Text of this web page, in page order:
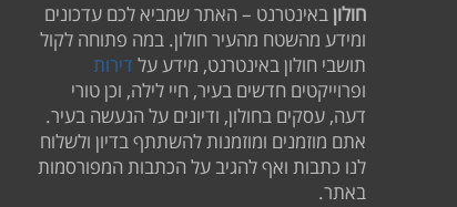
חולוןבאינטרנט – האתר שמביא לכם עדכונים
ומידע מהשטח מהעיר חולון. במה פתוחה לקול
תושבי חולון באינטרנט, מידע על דירות
ופרוייקטים חדשים בעיר, חיי לילה, וכן טורי
דעה, עסקים בחולון, ודיונים על הנעשה בעיר.
אתם מוזמנים ומוזמנות להשתתף בדיון ולשלוח
לנו כתבות ואף להגיב על הכתבות המפורסמות
באתר.